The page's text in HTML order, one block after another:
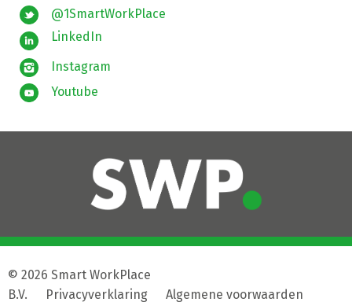
@1SmartWorkPlace
LinkedIn
Instagram
Youtube
© 2026 Smart WorkPlace
B.V.
Privacyverklaring Algemene voorwaarden